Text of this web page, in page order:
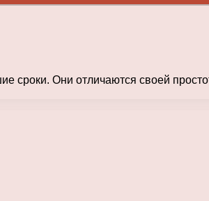
сроки. Они отличаются своей